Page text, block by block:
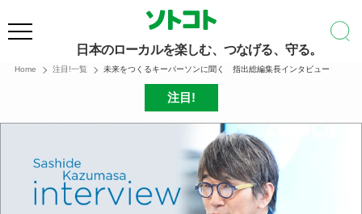
日本のローカルを楽しむ、つなげる、守る。
Home 注目!一覧 未来をつくるキーパーソンに聞く 指出総編集長インタビュー
注目!